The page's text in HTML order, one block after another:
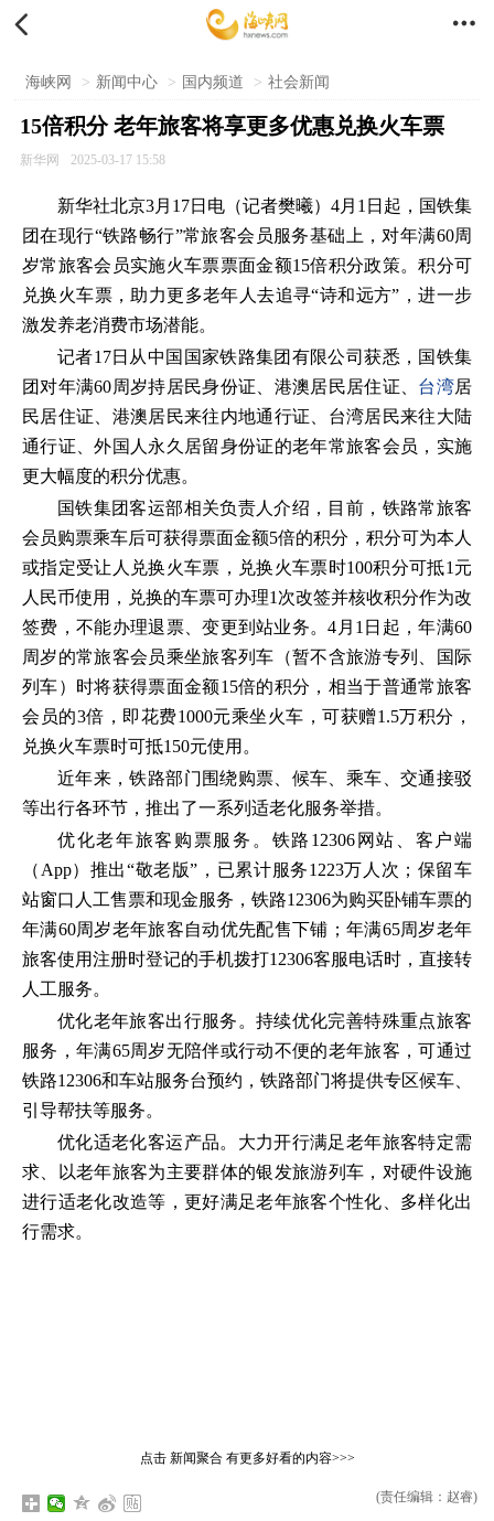
 
海峡网 > 新闻中心 > 国内频道 > 社会新闻
15倍积分 老年旅客将享更多优惠兑换火车票
新华网 2025-03-17 15:58
新华社北京3月17日电（记者樊曦）4月1日起，国铁集
团在现行“铁路畅行”常旅客会员服务基础上，对年满60周
岁常旅客会员实施火车票票面金额15倍积分政策。积分可
兑换火车票，助力更多老年人去追寻“诗和远方”，进一步
激发养老消费市场潜能。
记者17日从中国国家铁路集团有限公司获悉，国铁集
团对年满60周岁持居民身份证、港澳居民居住证、 台湾居
民居住证、港澳居民来往内地通行证、台湾居民来往大陆
通行证、外国人永久居留身份证的老年常旅客会员，实施
更大幅度的积分优惠。
国铁集团客运部相关负责人介绍，目前，铁路常旅客
会员购票乘车后可获得票面金额5倍的积分，积分可为本人
或指定受让人兑换火车票，兑换火车票时100积分可抵1元
人民币使用，兑换的车票可办理1次改签并核收积分作为改
签费，不能办理退票、变更到站业务。4月1日起，年满60
周岁的常旅客会员乘坐旅客列车（暂不含旅游专列、国际
列车）时将获得票面金额15倍的积分，相当于普通常旅客
会员的3倍，即花费1000元乘坐火车，可获赠1.5万积分，
兑换火车票时可抵150元使用。
近年来，铁路部门围绕购票、候车、乘车、交通接驳
等出行各环节，推出了一系列适老化服务举措。
优化老年旅客购票服务。铁路12306网站、客户端
（App）推出“敬老版”，已累计服务1223万人次；保留车
站窗口人工售票和现金服务，铁路12306为购买卧铺车票的
年满60周岁老年旅客自动优先配售下铺；年满65周岁老年
旅客使用注册时登记的手机拨打12306客服电话时，直接转
人工服务。
优化老年旅客出行服务。持续优化完善特殊重点旅客
服务，年满65周岁无陪伴或行动不便的老年旅客，可通过
铁路12306和车站服务台预约，铁路部门将提供专区候车、
引导帮扶等服务。
优化适老化客运产品。大力开行满足老年旅客特定需
求、以老年旅客为主要群体的银发旅游列车，对硬件设施
进行适老化改造等，更好满足老年旅客个性化、多样化出
行需求。
点击 新闻聚合有更多好看的内容>>>
(责任编辑：赵睿)